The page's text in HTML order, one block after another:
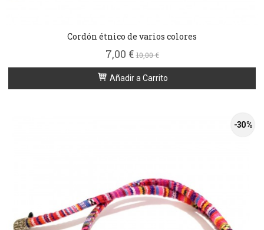
Cordón étnico de varios colores
7,00 €10,00 €
Añadir a Carrito
-30 %